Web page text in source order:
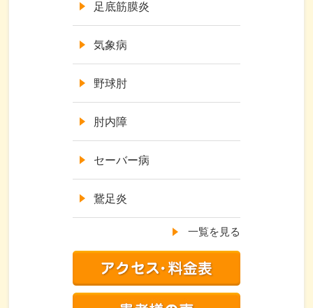
足底筋膜炎
気象病
野球肘
肘内障
セーバー病
鵞足炎
一覧を見る